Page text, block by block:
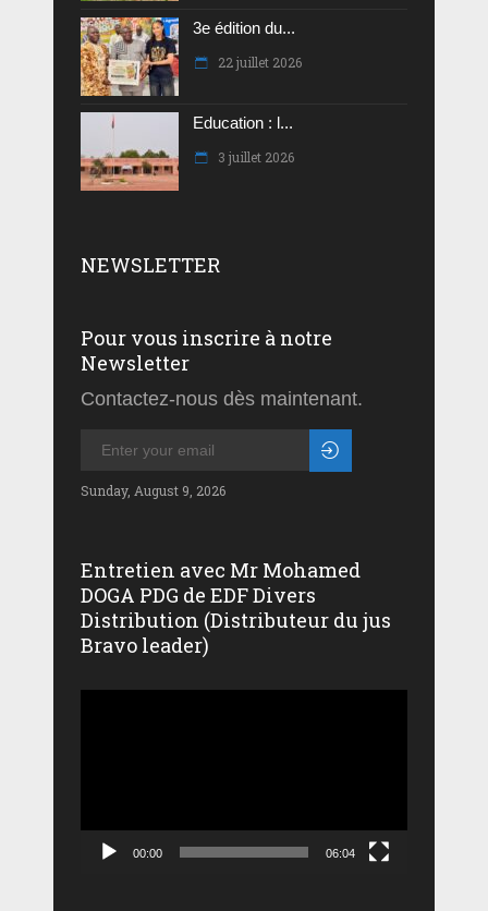
3e édition du...
22 juillet 2026
Education : l...
3 juillet 2026
NEWSLETTER
Pour vous inscrire à notre
Newsletter
Contactez-nous dès maintenant.
Sunday, August 9, 2026
Entretien avec Mr Mohamed
DOGA PDG de EDF Divers
Distribution (Distributeur du jus
Bravo leader)
00:00 06:04